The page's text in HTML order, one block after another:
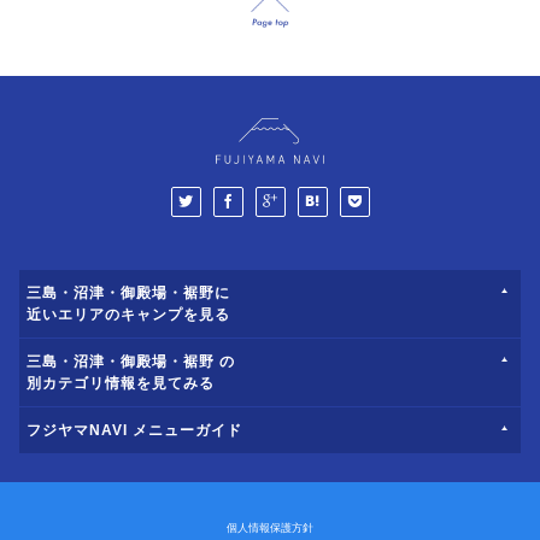
三島・沼津・御殿場・裾野に
近いエリアのキャンプを見る
三島・沼津・御殿場・裾野 の
別カテゴリ情報を見てみる
フジヤマNAVI メニューガイド
個人情報保護方針